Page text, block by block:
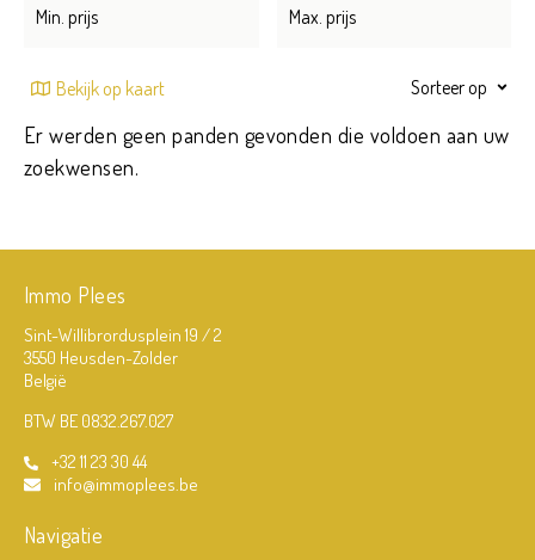
Bekijk op kaart Sorteer op
Er werden geen panden gevonden die voldoen aan uw
zoekwensen.
Immo Plees
Sint-Willibrordusplein 19 / 2
3550 Heusden-Zolder
België
BTW BE 0832.267.027
+32 11 23 30 44
info@immoplees.be
Navigatie